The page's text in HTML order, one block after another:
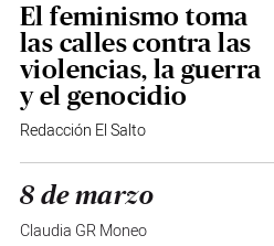
El feminismo toma
las calles contra las
violencias, la guerra
y el genocidio
Redacción El Salto
8 de marzo
Claudia GR Moneo